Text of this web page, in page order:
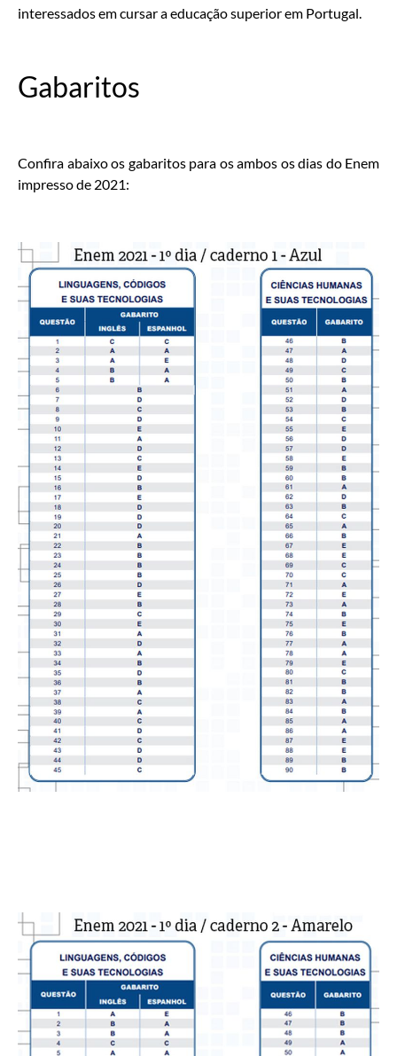
interessados em cursar a educação superior em Portugal.
Gabaritos
Confira abaixo os gabaritos para os ambos os dias do Enem
impresso de 2021: